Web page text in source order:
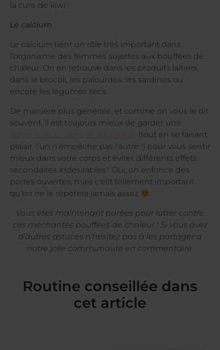
la cure de kiwi !
Le calcium
Le calcium tient un rôle très important dans
l’organisme des femmes sujettes aux bouffées de
chaleur. On en retrouve dans les produits laitiers,
dans le brocoli, les palourdes, les sardines ou
encore les légumes secs.
De manière plus générale, et comme on vous le dit
souvent, il est toujours mieux de garder une
alimentation
variée et équilibrée
(tout en se faisant
plaisir, l’un n’empêche pas l’autre !) pour vous sentir
mieux dans votre corps et éviter différents effets
secondaires indésirables ! Oui, on enfonce des
portes ouvertes, mais c’est tellement important
qu’on ne le répètera jamais assez
Vous êtes maintenant parées pour lutter contre
ces méchantes bouffées de chaleur ! Si vous avez
d’autres astuces n’hésitez pas à les partager à
notre jolie communauté en commentaire.
Routine conseillée dans
cet article